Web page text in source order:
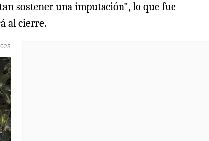
sostener una imputación", lo que fue
al cierre.